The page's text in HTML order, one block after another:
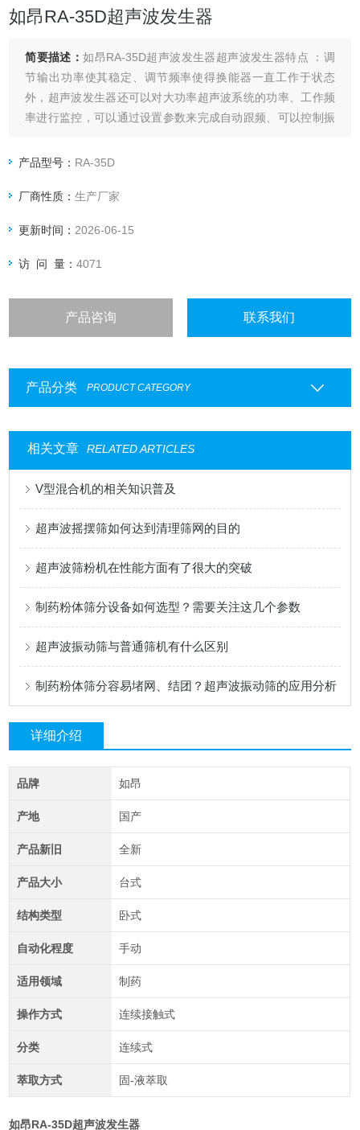
如昂RA-35D超声波发生器
简要描述：如昂RA-35D超声波发生器超声波发生器特点 ：调
节输出功率使其稳定、调节频率使得换能器一直工作于状态
外，超声波发生器还可以对大功率超声波系统的功率、工作频
率进行监控，可以通过设置参数来完成自动跟频、可以控制振
以保护系统设备等。
产品型号： RA-35D
厂商性质：生产厂家
更新时间： 2026-06-15
访 问 量：4071
产品咨询 联系我们
产品分类 PRODUCT CATEGORY
相关文章 RELATED ARTICLES
V型混合机的相关知识普及
超声波摇摆筛如何达到清理筛网的目的
超声波筛粉机在性能方面有了很大的突破
制药粉体筛分设备如何选型？需要关注这几个参数
超声波振动筛与普通筛机有什么区别
制药粉体筛分容易堵网、结团？超声波振动筛的应用分析
详细介绍
品牌 如昂
产地 国产
产品新旧 全新
产品大小 台式
结构类型 卧式
自动化程度 手动
适用领域 制药
操作方式 连续接触式
分类 连续式
萃取方式 固-液萃取
如昂RA-35D超声波发生器